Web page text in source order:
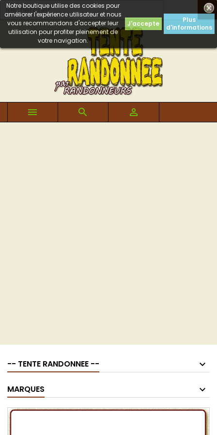

Notre boutique utilise des cookies pour
améliorer l'expérience utilisateur et nous
vous recommandons d'accepter leur
utilisation pour profiter pleinement de
votre navigation.
J'accepte
Plus
d'informations
  
-- TENTE RANDONNEE --
MARQUES